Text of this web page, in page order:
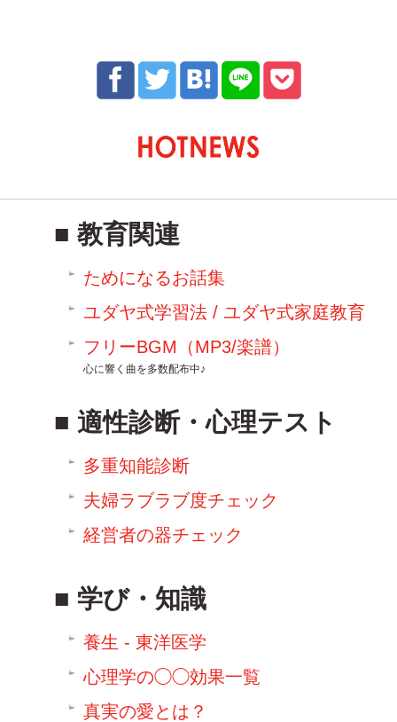
教育関連
ためになるお話集
ユダヤ式学習法 / ユダヤ式家庭教育
フリーBGM（MP3/楽譜）
心に響く曲を多数配布中♪
適性診断・心理テスト
多重知能診断
夫婦ラブラブ度チェック
経営者の器チェック
学び・知識
養生 - 東洋医学
心理学の◯◯効果一覧
真実の愛とは？